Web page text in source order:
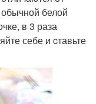
обычной белой
в 3 раза
себе и cтавьте